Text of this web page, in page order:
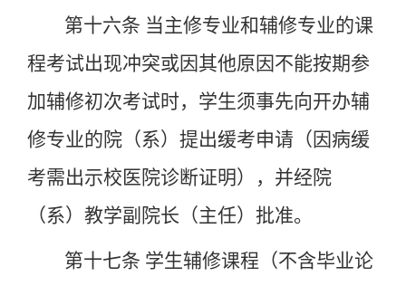
第十六条 当主修专业和辅修专业的课
程考试出现冲突或因其他原因不能按期参
加辅修初次考试时，学生须事先向开办辅
修专业的院（系）提出缓考申请（因病缓
考需出示校医院诊断证明），并经院
（系）教学副院长（主任）批准。
第十七条 学生辅修课程（不含毕业论